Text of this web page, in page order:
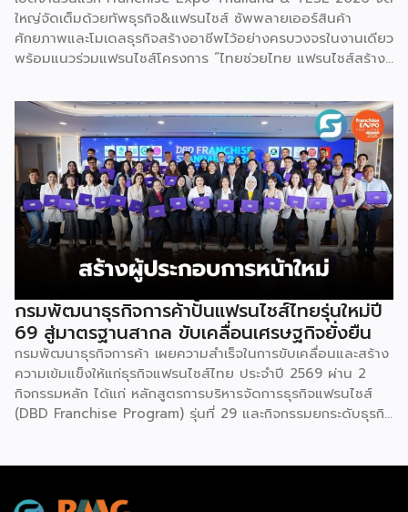
ใหญ่จัดเต็มด้วยทัพธุรกิจ&แฟรนไชส์ ซัพพลายเออร์สินค้า
ศักยภาพและโมเดลธุรกิจสร้างอาชีพไว้อย่างครบวงจรในงานเดียว
พร้อมแนวร่วมแฟรนไชส์โครงการ “ไทยช่วยไทย แฟรนไชส์สร้าง
รวมกว่า 250 บูธ บนพื้นที่ 15,000 ตารางเมตร หวังเป็นทาง
เลือกสร้างรายได้เพิ่มและพยุงเศรษฐกิจไทยให้ฟื้นตัว เสิร์ฟครบ
จบในงานด้วยสินเชื่อ และทำเลทองทั่วประเทศ พร้อมเสวนาให้
ความรู้โดยผู้ทรงคุณวุฒิคับคั่ง และกิจกรรมเจรจาจับคู่ธุรกิจทั้งใน
และต่างประเทศ งานจัดต่อเนื่องระหว่างวันที่ 6-9 สิงหาคมนี้ ที่
ฮอลล์ 6-8 อิมแพ็คเมืองทองธานี คาดเม็ดเงินสะพัดในงานราว
220 ล้านบาท นายพูนพงษ์ นัยนาภากรณ์ อธิบดีกรมพัฒนา
ธุรกิจการค้า กระทรวงพาณิชย์ กล่าวว่า งาน ” Franchise Expo
Thailand & Thailand E-Commerce Selection Expo
(TESE 2026) เป็นเวทีแสดงธุรกิจแฟรนไชส์และโซลูชั่นส์แบบครบ
วงจร […]
กรมพัฒนาธุรกิจการค้าปั้นแฟรนไชส์ไทยรุ่นใหม่ปี
69 สู่มาตรฐานสากล ขับเคลื่อนเศรษฐกิจยั่งยืน
กรมพัฒนาธุรกิจการค้า เผยความสำเร็จในการขับเคลื่อนและสร้าง
ความเข้มแข็งให้แก่ธุรกิจแฟรนไชส์ไทย ประจำปี 2569 ผ่าน 2
กิจกรรมหลัก ได้แก่ หลักสูตรการบริหารจัดการธุรกิจแฟรนไชส์
(DBD Franchise Program) รุ่นที่ 29 และกิจกรรมยกระดับธุรกิจ